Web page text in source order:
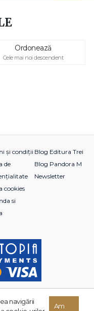
Ordonează
Cele mai noi descendent
și condiții
de
cookies
si
Blog Editura Trei
Blog Pandora M
Newsletter
drepturile rezervate.
navigării
Am